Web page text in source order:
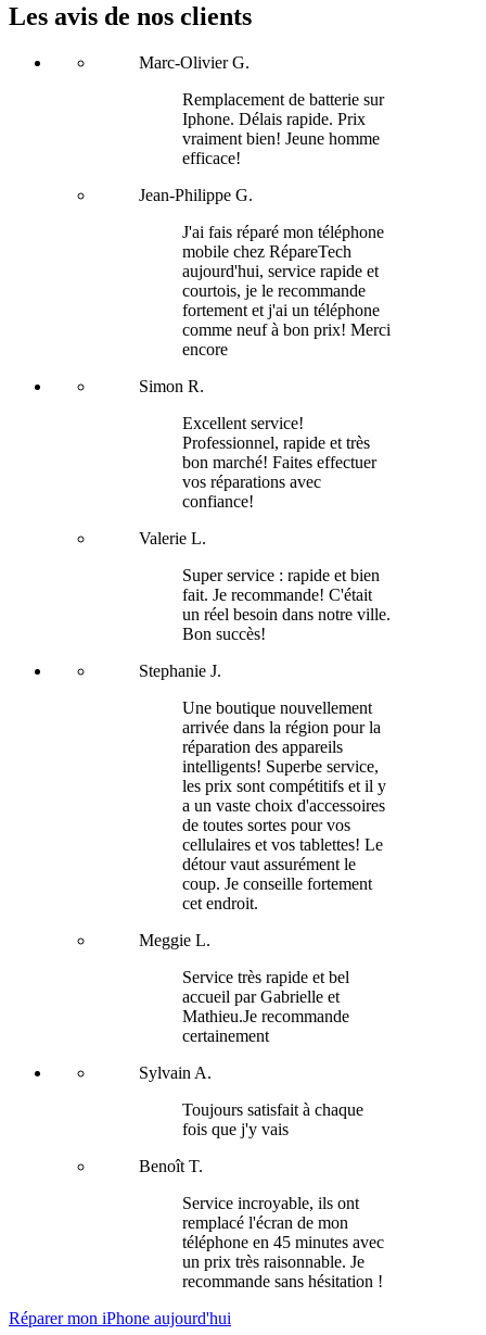
Les avis de nos clients
Marc-Olivier G.
Remplacement de batterie sur
Iphone. Délais rapide. Prix
vraiment bien! Jeune homme
efficace!
Jean-Philippe G.
J'ai fais réparé mon téléphone
mobile chez RépareTech
aujourd'hui, service rapide et
courtois, je le recommande
fortement et j'ai un téléphone
comme neuf à bon prix! Merci
encore
Simon R.
Excellent service!
Professionnel, rapide et très
bon marché! Faites effectuer
vos réparations avec
confiance!
Valerie L.
Super service : rapide et bien
fait. Je recommande! C'était
un réel besoin dans notre ville.
Bon succès!
Stephanie J.
Une boutique nouvellement
arrivée dans la région pour la
réparation des appareils
intelligents! Superbe service,
les prix sont compétitifs et il y
a un vaste choix d'accessoires
de toutes sortes pour vos
cellulaires et vos tablettes! Le
détour vaut assurément le
coup. Je conseille fortement
cet endroit.
Meggie L.
Service très rapide et bel
accueil par Gabrielle et
Mathieu.Je recommande
certainement
Sylvain A.
Toujours satisfait à chaque
fois que j'y vais
Benoît T.
Service incroyable, ils ont
remplacé l'écran de mon
téléphone en 45 minutes avec
un prix très raisonnable. Je
recommande sans hésitation !
Réparer mon iPhone aujourd'hui